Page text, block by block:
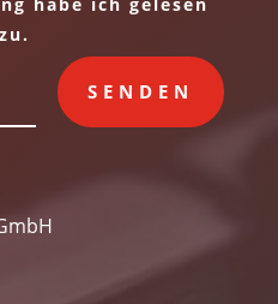
SENDEN